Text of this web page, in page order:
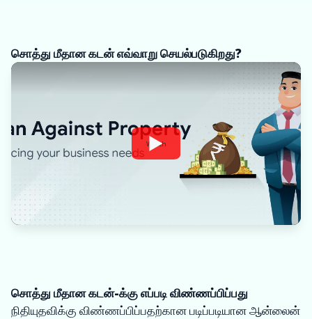
சொத்து மீதான கடன் எவ்வாறு செயல்படுகிறது?
Watch
சொத்து மீதான கடன்-க்கு எப்படி விண்ணப்பிப்பது
நிதியுதவிக்கு விண்ணப்பிப்பதற்கான படிப்படியான ஆன்லைன்